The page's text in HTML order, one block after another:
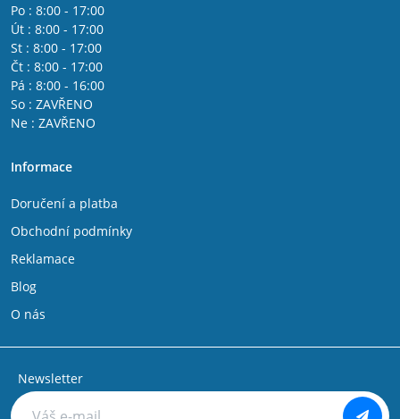
Po : 8:00 - 17:00
Út : 8:00 - 17:00
St : 8:00 - 17:00
Čt : 8:00 - 17:00
Pá : 8:00 - 16:00
So : ZAVŘENO
Ne : ZAVŘENO
Informace
Doručení a platba
Obchodní podmínky
Reklamace
Blog
O nás
Newsletter